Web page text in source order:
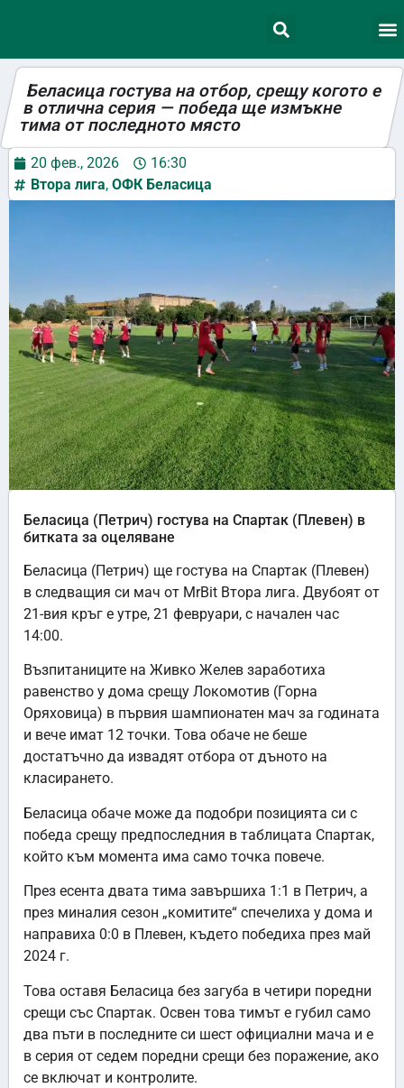
Беласица гостува на отбор, срещу когото е
в отлична серия — победа ще измъкне
тима от последното място
20 фев., 2026
16:30
Втора лига, ОФК Беласица
Беласица (Петрич) гостува на Спартак (Плевен) в
битката за оцеляване
Беласица (Петрич) ще гостува на Спартак (Плевен)
в следващия си мач от MrBit Втора лига. Двубоят от
21-вия кръг е утре, 21 февруари, с начален час
14:00.
Възпитаниците на Живко Желев заработиха
равенство у дома срещу Локомотив (Горна
Оряховица) в първия шампионатен мач за годината
и вече имат 12 точки. Това обаче не беше
достатъчно да извадят отбора от дъното на
класирането.
Беласица обаче може да подобри позицията си с
победа срещу предпоследния в таблицата Спартак,
който към момента има само точка повече.
През есента двата тима завършиха 1:1 в Петрич, а
през миналия сезон „комитите“ спечелиха у дома и
направиха 0:0 в Плевен, където победиха през май
2024 г.
Това оставя Беласица без загуба в четири поредни
срещи със Спартак. Освен това тимът е губил само
два пъти в последните си шест официални мача и е
в серия от седем поредни срещи без поражение, ако
се включат и контролите.